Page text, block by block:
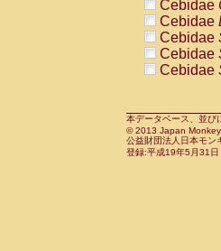
Cebidae
Cebidae
Cebidae
Cebidae
Cebidae
Cebidae
Cebidae
Cebidae
本データベース、並び
© 2013 Japan Monkey
公益財団法人日本モ
登録:平成19年5月31